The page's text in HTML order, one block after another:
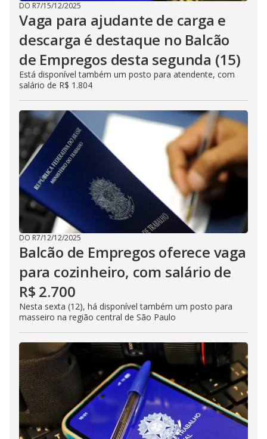
DO R7/15/12/2025
Vaga para ajudante de carga e
descarga é destaque no Balcão
de Empregos desta segunda (15)
Está disponível também um posto para atendente, com
salário de R$ 1.804
DO R7/12/12/2025
Balcão de Empregos oferece vaga
para cozinheiro, com salário de
R$ 2.700
Nesta sexta (12), há disponível também um posto para
masseiro na região central de São Paulo